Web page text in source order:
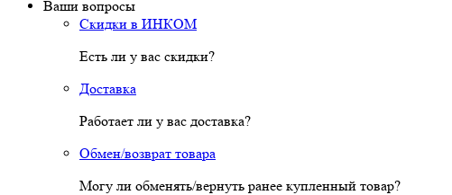
Ваши вопросы
Скидки в ИНКОМ
Есть ли у вас скидки?
Доставка
Работает ли у вас доставка?
Обмен/возврат товара
Могу ли обменять/вернуть ранее купленный товар?